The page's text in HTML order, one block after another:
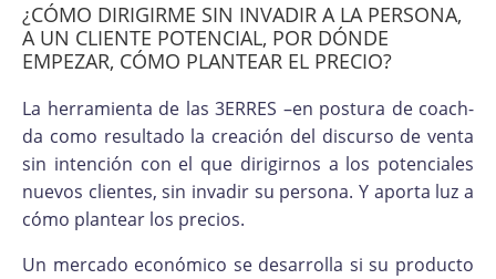
¿CÓMO DIRIGIRME SIN INVADIR A LA PERSONA,
A UN CLIENTE POTENCIAL, POR DÓNDE
EMPEZAR, CÓMO PLANTEAR EL PRECIO?
La herramienta de las 3ERRES –en postura de coach-
da como resultado la creación del discurso de venta
sin intención con el que dirigirnos a los potenciales
nuevos clientes, sin invadir su persona. Y aporta luz a
cómo plantear los precios.
Un mercado económico se desarrolla si su producto